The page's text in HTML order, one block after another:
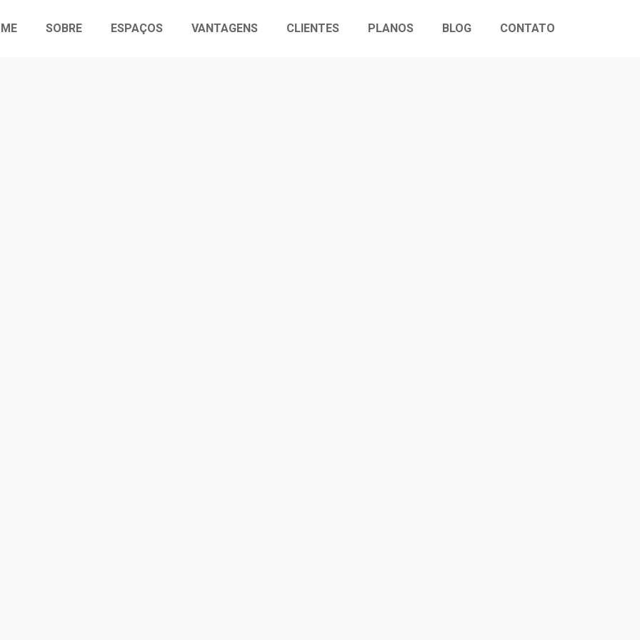
SOBRE ESPAÇOS VANTAGENS CLIENTES PLANOS BLOG CONTATO
REBECA FREITAS